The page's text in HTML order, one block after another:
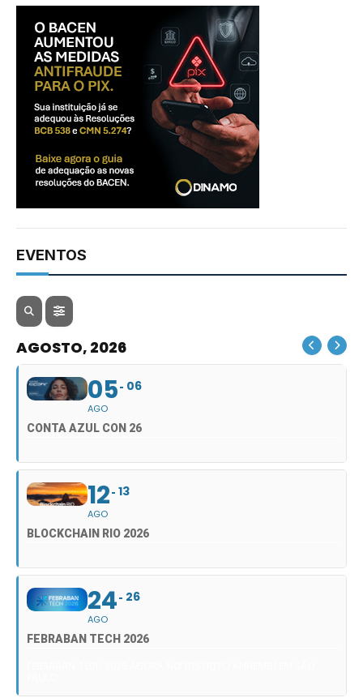
EVENTOS
AGOSTO, 2026
05
AGO
06
CONTA AZUL CON 26
12
AGO
13
BLOCKCHAIN RIO 2026
24
AGO
26
FEBRABAN TECH 2026